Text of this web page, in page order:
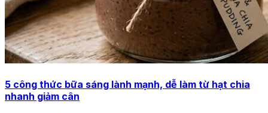
5 công thức bữa sáng lành mạnh, dễ làm từ hạt chia
nhanh giảm cân